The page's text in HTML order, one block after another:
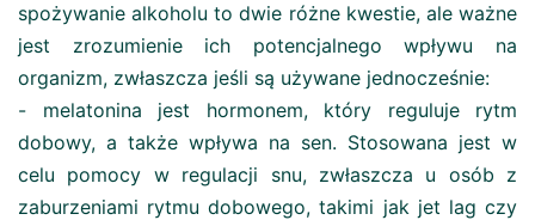
spożywanie alkoholu to dwie różne kwestie, ale ważne
jest zrozumienie ich potencjalnego wpływu na
organizm, zwłaszcza jeśli są używane jednocześnie:
- melatonina jest hormonem, który reguluje rytm
dobowy, a także wpływa na sen. Stosowana jest w
celu pomocy w regulacji snu, zwłaszcza u osób z
zaburzeniami rytmu dobowego, takimi jak jet lag czy